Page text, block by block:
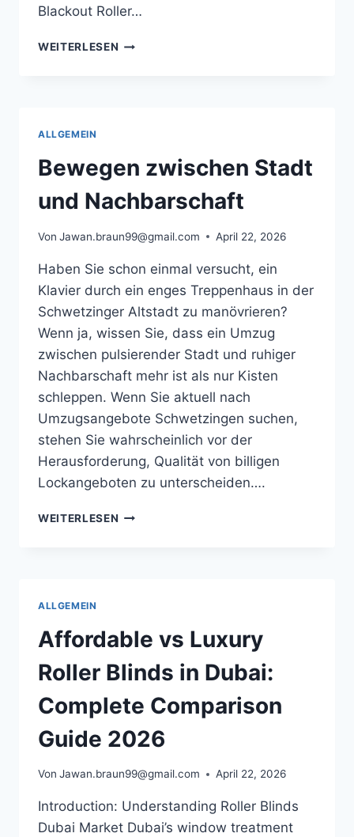
Blackout Roller…
WEITERLESEN DO
INDOORS?
ALLGEMEIN
Bewegen zwischen Stadt
und Nachbarschaft
Von Jawan.braun99@gmail.com April 22, 2026
Haben Sie schon einmal versucht, ein
Klavier durch ein enges Treppenhaus in der
Schwetzinger Altstadt zu manövrieren?
Wenn ja, wissen Sie, dass ein Umzug
zwischen pulsierender Stadt und ruhiger
Nachbarschaft mehr ist als nur Kisten
schleppen. Wenn Sie aktuell nach
Umzugsangebote Schwetzingen suchen,
stehen Sie wahrscheinlich vor der
Herausforderung, Qualität von billigen
Lockangeboten zu unterscheiden….
WEITERLESEN BEWEGEN
ALLGEMEIN
Affordable vs Luxury
Roller Blinds in Dubai:
Complete Comparison
Guide 2026
Von Jawan.braun99@gmail.com April 22, 2026
Introduction: Understanding Roller Blinds
Dubai Market Dubai’s window treatment